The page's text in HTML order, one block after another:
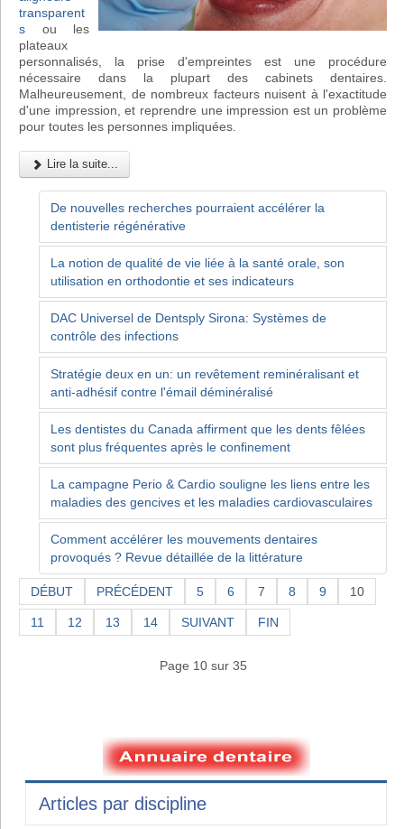
transparent
s ou les
plateaux
personnalisés, la prise d'empreintes est une procédure
nécessaire dans la plupart des cabinets dentaires.
Malheureusement, de nombreux facteurs nuisent à l'exactitude
d'une impression, et reprendre une impression est un problème
pour toutes les personnes impliquées.
Lire la suite...
De nouvelles recherches pourraient accélérer la
dentisterie régénérative
La notion de qualité de vie liée à la santé orale, son
utilisation en orthodontie et ses indicateurs
DAC Universel de Dentsply Sirona: Systèmes de
contrôle des infections
Stratégie deux en un: un revêtement reminéralisant et
anti-adhésif contre l'émail déminéralisé
Les dentistes du Canada affirment que les dents fêlées
sont plus fréquentes après le confinement
La campagne Perio & Cardio souligne les liens entre les
maladies des gencives et les maladies cardiovasculaires
Comment accélérer les mouvements dentaires
provoqués ? Revue détaillée de la littérature
DÉBUT PRÉCÉDENT 5 6 7 8 9 10
11 12 13 14 SUIVANT FIN
Page 10 sur 35
Articles par discipline